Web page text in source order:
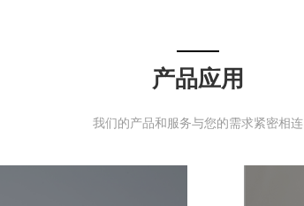
产品应用
我们的产品和服务与您的需求紧密相连